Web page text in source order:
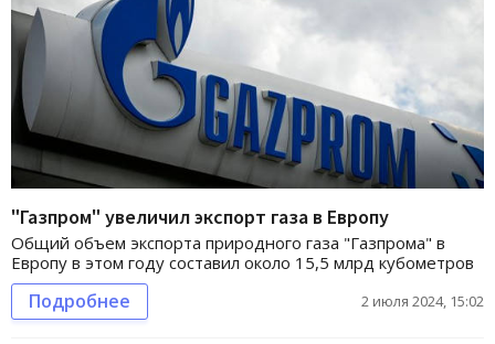
"Газпром" увеличил экспорт газа в Европу
Общий объем экспорта природного газа "Газпрома" в
Европу в этом году составил около 15,5 млрд кубометров
Подробнее 2 июля 2024, 15:02